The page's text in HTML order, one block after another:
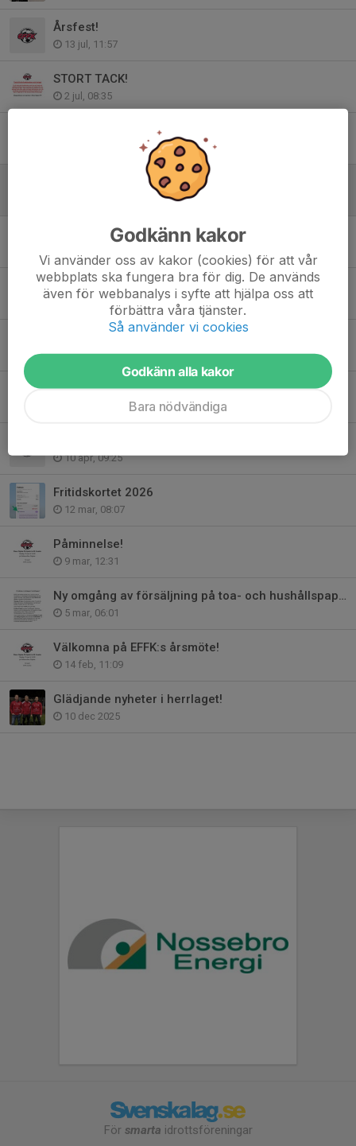
Årsfest!
13 jul, 11:57
STORT TACK!
2 jul, 08:35
Uppdaterat bingoschema!
Inbetalning papper!
Hämtning av papper!
27 apr, 14:32
26 apr, 08:43
Matchvärdar
10 apr, 09:25
Fritidskortet 2026
12 mar, 08:07
Påminnelse!
9 mar, 12:31
Ny omgång av försäljning på toa- och hushållspapper!
5 mar, 06:01
Välkomna på EFFK:s årsmöte!
14 feb, 11:09
Glädjande nyheter i herrlaget!
10 dec 2025
För smarta idrottsföreningar
Godkänn kakor
Vi använder oss av kakor (cookies) för att vår
webbplats ska fungera bra för dig. De används
även för webbanalys i syfte att hjälpa oss att
förbättra våra tjänster.
Så använder vi cookies
Godkänn alla kakor
Bara nödvändiga